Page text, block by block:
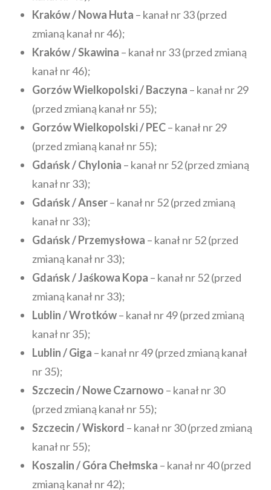
Kraków / Nowa Huta – kanał nr 33 (przed
zmianą kanał nr 46);
Kraków / Skawina – kanał nr 33 (przed zmianą
kanał nr 46);
Gorzów Wielkopolski / Baczyna – kanał nr 29
(przed zmianą kanał nr 55);
Gorzów Wielkopolski / PEC– kanał nr 29
(przed zmianą kanał nr 55);
Gdańsk / Chylonia – kanał nr 52 (przed zmianą
kanał nr 33);
Gdańsk / Anser– kanał nr 52 (przed zmianą
kanał nr 33);
Gdańsk / Przemysłowa – kanał nr 52 (przed
zmianą kanał nr 33);
Gdańsk / Jaśkowa Kopa – kanał nr 52 (przed
zmianą kanał nr 33);
Lublin / Wrotków– kanał nr 49 (przed zmianą
kanał nr 35);
Lublin / Giga – kanał nr 49 (przed zmianą kanał
nr 35);
Szczecin / Nowe Czarnowo – kanał nr 30
(przed zmianą kanał nr 55);
Szczecin / Wiskord – kanał nr 30 (przed zmianą
kanał nr 55);
Koszalin / Góra Chełmska – kanał nr 40 (przed
zmianą kanał nr 42);